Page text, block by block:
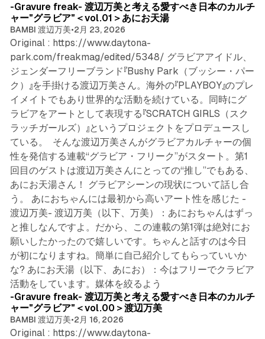
-Gravure freak- 渡辺万美と考える愛すべき日本のカルチ
ャー"グラビア"＜vol.01＞あにお天湯
BAMBI 渡辺万美•2月 23, 2026
Original : https://www.daytona-
park.com/freakmag/edited/5348/ グラビアアイドル、
ジェンダーフリーブランド『Bushy Park（ブッシー・パー
ク）』を手掛ける渡辺万美さん。海外の『PLAYBOY』のプレ
イメイトでもあり世界的な活動を続けている。同時にグ
ラビアをアートとして表現する『SCRATCH GIRLS（スク
ラッチガールズ）』というプロジェクトをプロデュースし
ている。 そんな渡辺万美さんがグラビアカルチャーの個
性を発信する連載“グラビア・フリーク”がスタート。第1
回目のゲストは渡辺万美さんにとっての“推し”でもある、
あにお天湯さん！ グラビアシーンの現状について話し合
う。 あにおちゃんには最初から高いアート性を感じた -
渡辺万美- 渡辺万美（以下、万美）：あにおちゃんはずっ
と推しなんですよ。だから、この連載の第1弾は絶対にお
願いしたかったので嬉しいです。ちゃんと話すのは今日
が初になりますね。簡単に自己紹介してもらっていいか
な? あにお天湯（以下、あにお）：今はフリーでクラビア
活動をしています。媒体を絞るよう
5 min read
-Gravure freak- 渡辺万美と考える愛すべき日本のカルチ
ャー"グラビア"＜vol.00＞渡辺万美
BAMBI 渡辺万美•2月 16, 2026
Original : https://www.daytona-